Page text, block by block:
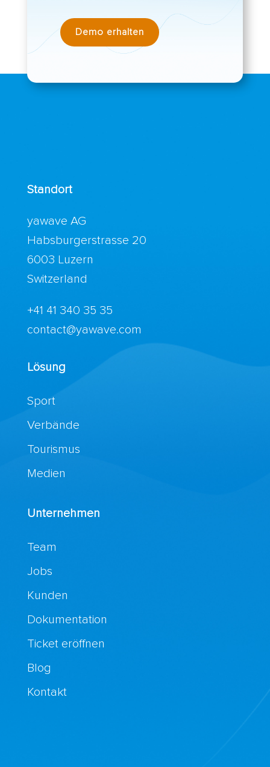
Demo erhalten
Standort
yawave AG
Habsburgerstrasse 20
6003 Luzern
Switzerland
+41 41 340 35 35
contact@yawave.com
Lösung
Sport
Verbände
Tourismus
Medien
Unternehmen
Team
Jobs
Kunden
Dokumentation
Ticket eröffnen
Blog
Kontakt